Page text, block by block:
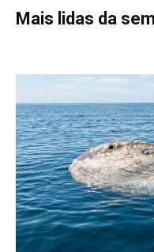
Peixe-lua emerge
permitir que aves